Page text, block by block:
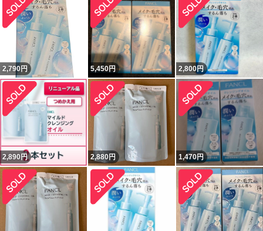
2,790円 5,450円 2,800円
2,890 円 2,880円 1,470円